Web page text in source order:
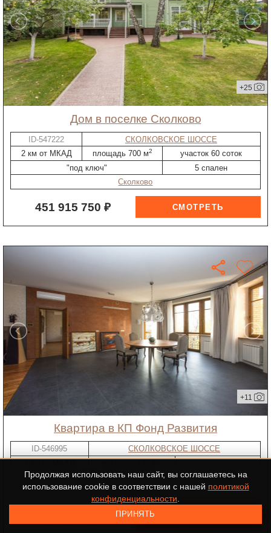
+25
дом в поселке Сколково
ID-547222
СКОЛКОВСКОЕ ШОССЕ
2 км от МКАД
площадь 700 м2
участок 60 соток
"под ключ"
5 спален
Сколково
451 915 750 ₽
+11
квартира в КП Фонд Развития
ID-546995
СКОЛКОВСКОЕ ШОССЕ
2
"под ключ"
2 спальни
Фонд развития
Продолжая использовать наш сайт, вы соглашаетесь на
использование cookie в соответствии с нашей политикой
конфиденциальности
ПРИНЯТЬ